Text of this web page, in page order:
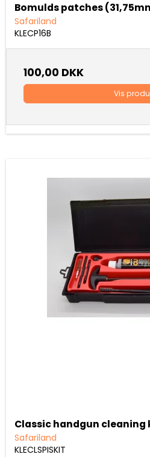
Bomulds patches
Safariland
KLECP16B
100,00 DKK
Vis
Classic handgun cleaning
Safariland
KLECLSPISKIT